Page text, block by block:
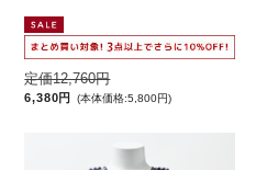
定価12,760円
6,380円 (本体価格:5,800円)